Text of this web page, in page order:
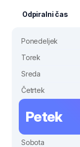
Odpiralni čas
Ponedeljek
Torek
Sreda
Četrtek
Petek
Sobota